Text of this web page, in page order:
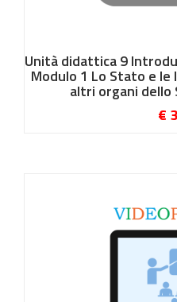
Unità didattica 9
Modulo 1 Lo Stato e
altri organi dello
€